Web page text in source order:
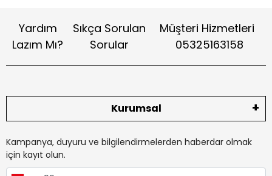
Yardım
Lazım Mı?
Sıkça Sorulan
Sorular
Müşteri Hizmetleri
05325163158
Kurumsal
Kampanya, duyuru ve bilgilendirmelerden haberdar olmak
için kayıt olun.